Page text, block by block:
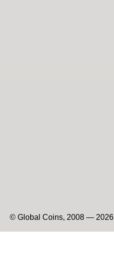
© Global Coins, 2008 — 2026